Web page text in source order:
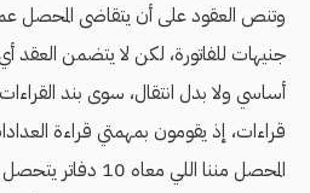
جنيهات للفاتورة، لكن لا يتضمن العقد
قراءات، إذ يقومون بمهمتي قراءة